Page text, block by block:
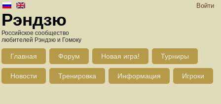
Войти
Рэндзю
Российское сообщество
любителей Рэндзю и Гомоку
Главная Форум Новая игра! Турниры
Новости Тренировка Информация Игроки